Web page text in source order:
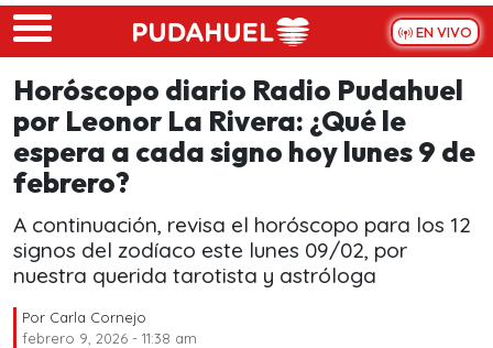
Skip to main content
EN VIVO
Horóscopo diario Radio Pudahuel
por Leonor La Rivera: ¿Qué le
espera a cada signo hoy lunes 9 de
febrero?
A continuación, revisa el horóscopo para los 12
signos del zodíaco este lunes 09/02, por
nuestra querida tarotista y astróloga
Por Carla Cornejo
febrero 9, 2026 - 11:38 am